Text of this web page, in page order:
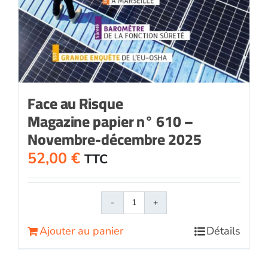
Face au Risque
Magazine papier n° 610 –
Novembre-décembre 2025
52,00 € TTC
quantité
Ajouter au panier Détails